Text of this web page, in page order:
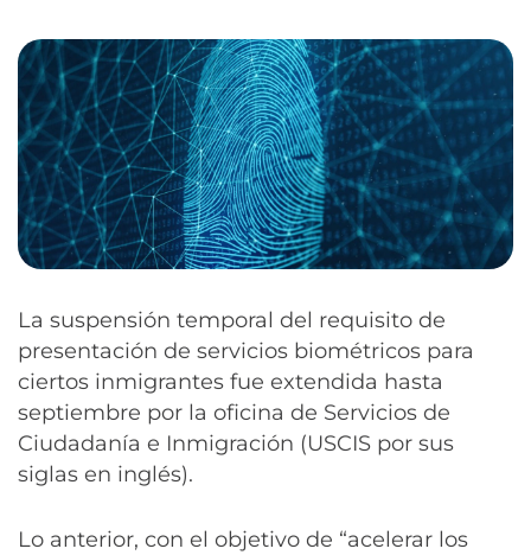
La suspensión temporal del requisito de
presentación de servicios biométricos para
ciertos inmigrantes fue extendida hasta
septiembre por la oficina de Servicios de
Ciudadanía e Inmigración (USCIS por sus
siglas en inglés).
Lo anterior, con el objetivo de “acelerar los